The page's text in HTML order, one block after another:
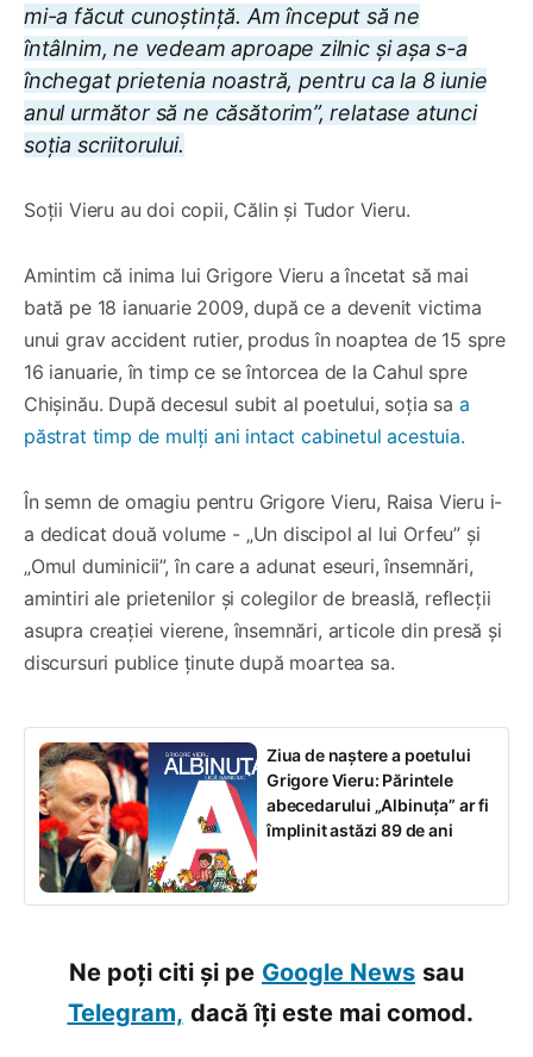
mi-a făcut cunoștință. Am început să ne
întâlnim, ne vedeam aproape zilnic și așa s-a
închegat prietenia noastră, pentru ca la 8 iunie
anul următor să ne căsătorim”, relatase atunci
soția scriitorului.
Soții Vieru au doi copii, Călin și Tudor Vieru.
Amintim că inima lui Grigore Vieru a încetat să mai
bată pe 18 ianuarie 2009, după ce a devenit victima
unui grav accident rutier, produs în noaptea de 15 spre
16 ianuarie, în timp ce se întorcea de la Cahul spre
Chișinău. După decesul subit al poetului, soția sa a
păstrat timp de mulți ani intact cabinetul acestuia.
În semn de omagiu pentru Grigore Vieru, Raisa Vieru i-
a dedicat două volume - „Un discipol al lui Orfeu” și
„Omul duminicii”, în care a adunat eseuri, însemnări,
amintiri ale prietenilor şi colegilor de breaslă, reflecţii
asupra creaţiei vierene, însemnări, articole din presă și
discursuri publice ţinute după moartea sa.
Ziua de naștere a poetului
Grigore Vieru: Părintele
abecedarului „Albinuța” ar fi
împlinit astăzi 89 de ani
Ne poți citi și pe Google News sau
Telegram, dacă îți este mai comod.